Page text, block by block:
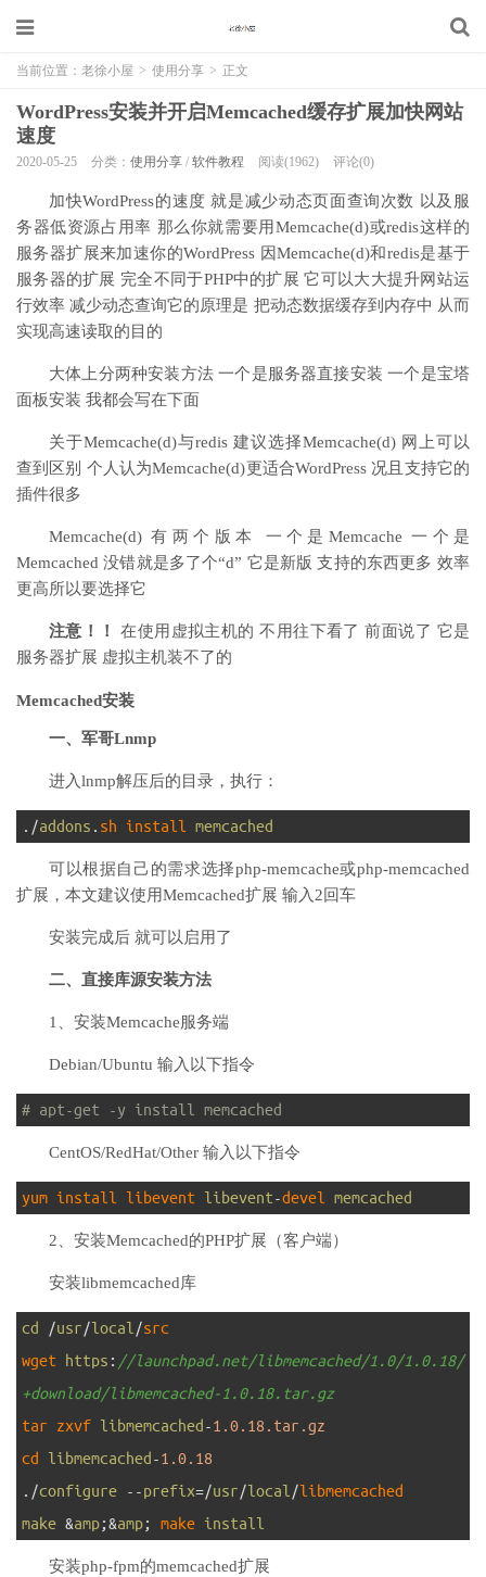
当前位置： 老徐小屋 > 使用分享 > 正文
WordPress安装并开启Memcached缓存扩展加快网站
速度
2020-05-25 分类： 使用分享 / 软件教程 阅读(1962) 评论(0)
加快WordPress的速度 就是减少动态页面查询次数 以及服
务器低资源占用率 那么你就需要用Memcache(d)或redis这样的
服务器扩展来加速你的WordPress 因Memcache(d)和redis是基于
服务器的扩展 完全不同于PHP中的扩展 它可以大大提升网站运
行效率 减少动态查询它的原理是 把动态数据缓存到内存中 从而
实现高速读取的目的
大体上分两种安装方法 一个是服务器直接安装 一个是宝塔
面板安装 我都会写在下面
关于Memcache(d)与redis 建议选择Memcache(d) 网上可以
查到区别 个人认为Memcache(d)更适合WordPress 况且支持它的
插件很多
Memcache(d) 有两个版本 一个是Memcache 一个是
Memcached 没错就是多了个“d” 它是新版 支持的东西更多 效率
更高所以要选择它
注意！！
在使用虚拟主机的 不用往下看了 前面说了 它是
服务器扩展 虚拟主机装不了的
Memcached安装
一、军哥Lnmp
进入lnmp解压后的目录，执行：
. /addons . sh install memcached
可以根据自己的需求选择php-memcache或php-memcached
扩展，本文建议使用Memcached扩展 输入2回车
安装完成后 就可以启用了
二、 直接库源安装方法
1、安装Memcache服务端
Debian/Ubuntu 输入以下指令
# apt-get -y install memcached
CentOS/RedHat/Other 输入以下指令
yum install libevent libevent-devel memcached
2、安装Memcached的PHP扩展（客户端）
安装libmemcached库
cd /usr/local/src
wget
https : //launchpad.net/libmemcached/1.0/1.0.18/
+download/libmemcached-1.0.18.tar.gz
tar zxvf libmemcached -1.0.18.tar.gz
cd libmemcached -1.0.18
. /configure --prefix=/usr/local/libmemcached
make &amp;&amp; make install
安装php-fpm的memcached扩展